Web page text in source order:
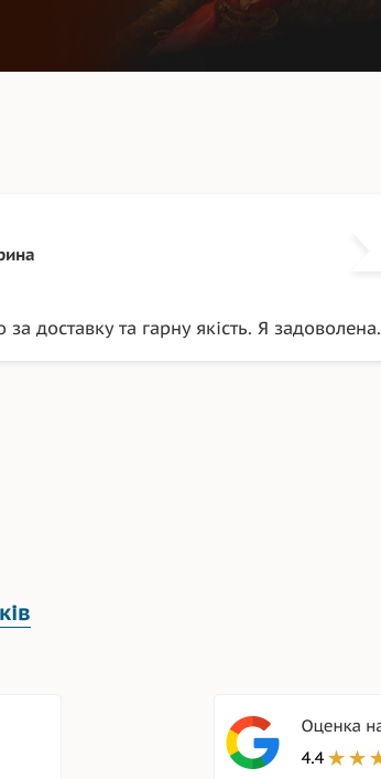
доставку та гарну якість. Я задоволена.